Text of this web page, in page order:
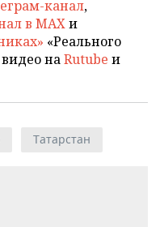
канал,
в MAXи
«Реального
наRutube и
Татарстан